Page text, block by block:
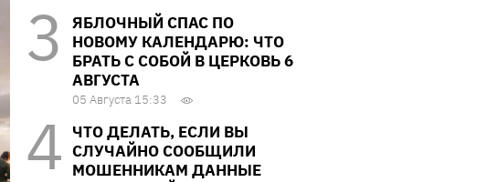
ЯБЛОЧНЫЙ СПАС ПО
НОВОМУ КАЛЕНДАРЮ: ЧТО
БРАТЬ С СОБОЙ В ЦЕРКОВЬ 6
АВГУСТА
05 Августа 15:33
ЧТО ДЕЛАТЬ, ЕСЛИ ВЫ
СЛУЧАЙНО СООБЩИЛИ
МОШЕННИКАМ ДАННЫЕ